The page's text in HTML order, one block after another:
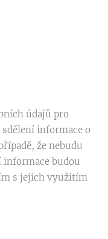
údajů pro
informace o
že nebudu
budou
s jejich využitím